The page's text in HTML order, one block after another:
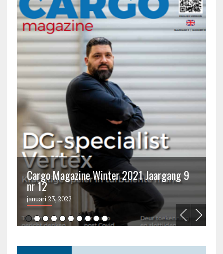
Cargo Magazine Winter 2021 Jaargang 9
nr 12
januari 23, 2022